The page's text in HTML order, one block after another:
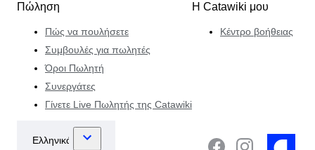
Πώληση
Πώς να πουλήσετε
Συμβουλές για πωλητές
Όροι Πωλητή
Συνεργάτες
Γίνετε Live Πωλητής της Catawiki
Η Catawiki μου
Κέντρο βοήθειας